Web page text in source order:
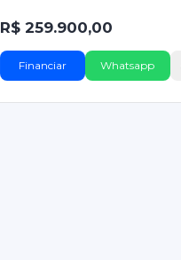
R$ 259.900,00
Financiar Whatsapp